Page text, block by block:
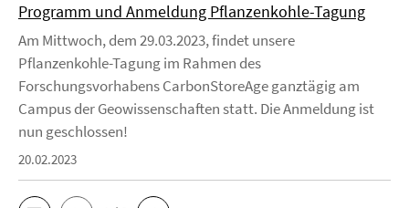
Programm und Anmeldung Pflanzenkohle-Tagung
Am Mittwoch, dem 29.03.2023, findet unsere
Pflanzenkohle-Tagung im Rahmen des
Forschungsvorhabens CarbonStoreAge ganztägig am
Campus der Geowissenschaften statt. Die Anmeldung ist
nun geschlossen!
20.02.2023